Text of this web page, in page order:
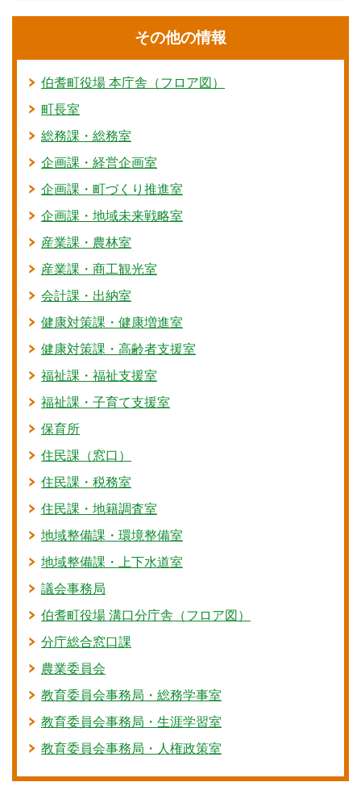
その他の情報
伯耆町役場 本庁舎（フロア図）
町長室
総務課・総務室
企画課・経営企画室
企画課・町づくり推進室
企画課・地域未来戦略室
産業課・農林室
産業課・商工観光室
会計課・出納室
健康対策課・健康増進室
健康対策課・高齢者支援室
福祉課・福祉支援室
福祉課・子育て支援室
保育所
住民課（窓口）
住民課・税務室
住民課・地籍調査室
地域整備課・環境整備室
地域整備課・上下水道室
議会事務局
伯耆町役場 溝口分庁舎（フロア図）
分庁総合窓口課
農業委員会
教育委員会事務局・総務学事室
教育委員会事務局・生涯学習室
教育委員会事務局・人権政策室